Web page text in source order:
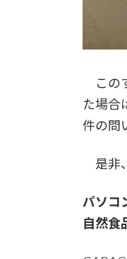
この
た場合
件の問
是非
パソコ
自然食